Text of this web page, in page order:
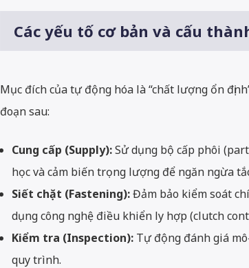
Các yếu tố cơ bản và cấu
Mục đích của tự động hóa là “chất lượng ổn
đoạn sau:
Cung cấp (Supply):Sử dụng bộ cấp phôi
học và cảm biến trọng lượng để ngăn ngừa
Siết chặt (Fastening):Đảm bảo kiểm soát
dụng công nghệ điều khiển ly hợp (clutch
Kiểm tra (Inspection): Tự động đánh giá
quy trình.